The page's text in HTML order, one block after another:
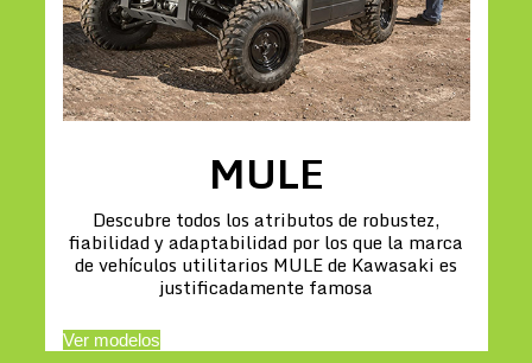
MULE
Descubre todos los atributos de robustez,
fiabilidad y adaptabilidad por los que la marca
de vehículos utilitarios MULE de Kawasaki es
justificadamente famosa
Ver modelos